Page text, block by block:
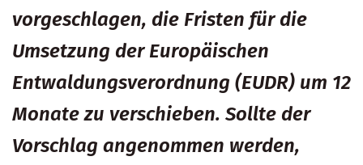
vorgeschlagen, die Fristen für die
Umsetzung der Europäischen
Entwaldungsverordnung (EUDR) um 12
Monate zu verschieben. Sollte der
Vorschlag angenommen werden,